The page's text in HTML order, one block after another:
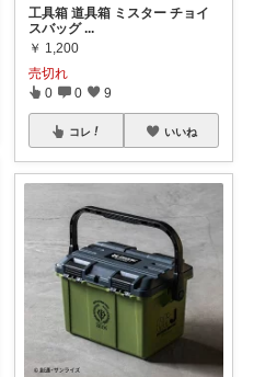
工具箱 道具箱 ミスター チョイ
スバッグ...
￥ 1,200
売切れ
0 0 9
コレ いいね